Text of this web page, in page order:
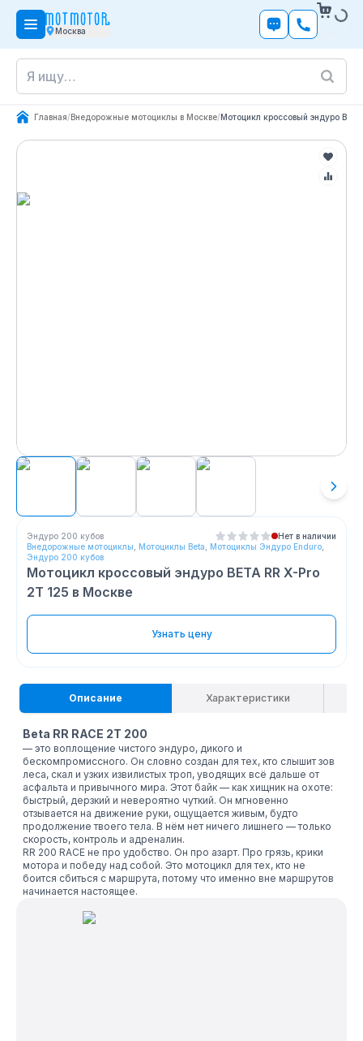
Москва
Главная/Внедорожные мотоциклы в Москве/Мотоцикл кроссовый эндуро
Эндуро 200 кубов
Нет в наличии
Внедорожные мотоциклы
Мотоциклы Beta Мотоциклы Эндуро Enduro
Эндуро 200 кубов
Мотоцикл кроссовый эндуро BETA RR X-Pro
2T 125 в Москве
Узнать цену
Описание Характеристики
Beta RR RACE 2T 200
— это воплощение чистого эндуро, дикого и
бескомпромиссного. Он словно создан для тех, кто слышит зов
леса, скал и узких извилистых троп, уводящих всё дальше от
асфальта и привычного мира. Этот байк — как хищник на охоте:
быстрый, дерзкий и невероятно чуткий. Он мгновенно
отзывается на движение руки, ощущается живым, будто
продолжение твоего тела. В нём нет ничего лишнего — только
скорость, контроль и адреналин.
RR 200 RACE не про удобство. Он про азарт. Про грязь, крики
мотора и победу над собой. Это мотоцикл для тех, кто не
боится сбиться с маршрута, потому что именно вне маршрутов
начинается настоящее.